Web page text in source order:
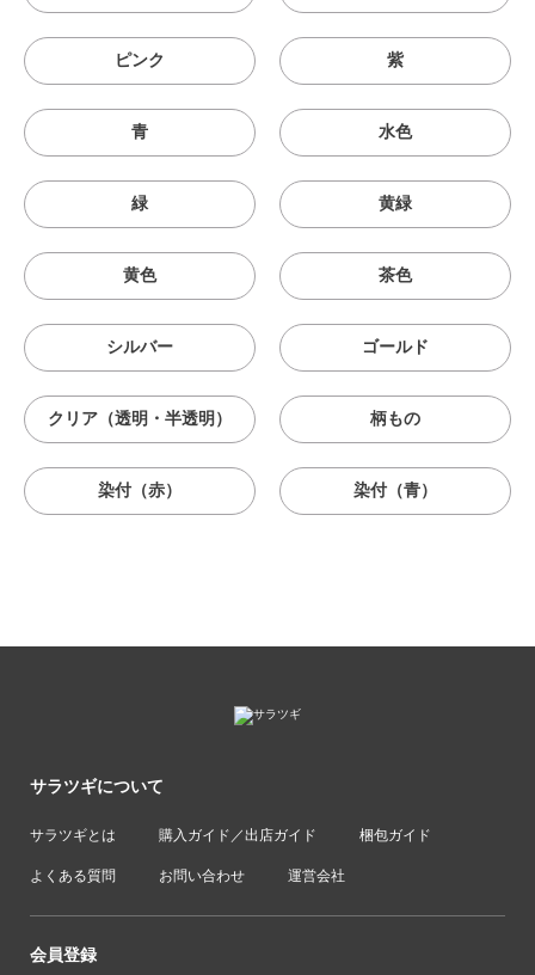
ピンク 紫
青 水色
緑 黄緑
黄色 茶色
シルバー ゴールド
クリア（透明・半透明） 柄もの
染付（赤） 染付（青）
サラツギについて
サラツギとは 購入ガイド／出店ガイド 梱包ガイド
よくある質問 お問い合わせ 運営会社
会員登録